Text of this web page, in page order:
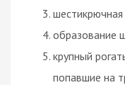
образование
крупный
попавшие на